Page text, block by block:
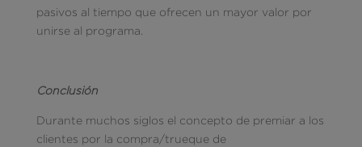
pasivos al tiempo que ofrecen un mayor valor por
unirse al programa.
Conclusión
Durante muchos siglos el concepto de premiar a los
clientes por la compra/trueque de